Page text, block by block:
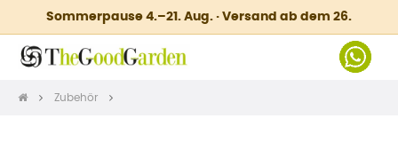
Sommerpause 4.–21. Aug. · Versand ab dem 26.
Zubehör